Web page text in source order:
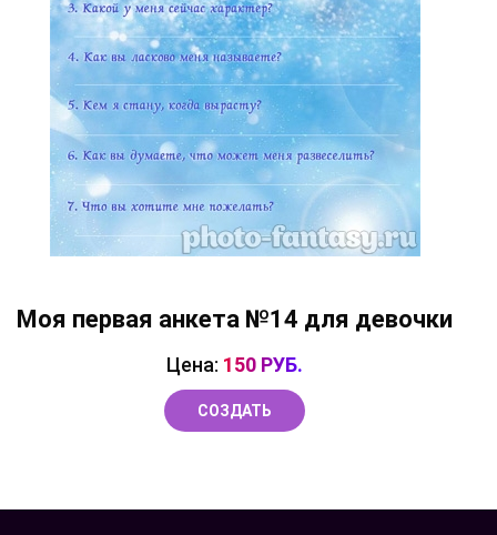
Моя первая анкета №14 для девочки
Цена: 150 РУБ.
СОЗДАТЬ